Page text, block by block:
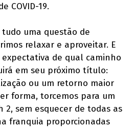
COVID-19.
uma questão de
relaxar e aproveitar. E
de qual caminho
em seu próximo título:
ou um retorno maior
forma, torcemos para um
2, sem esquecer de todas as
franquia proporcionadas